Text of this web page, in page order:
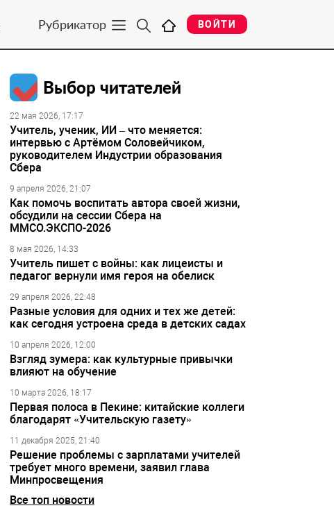
Рубрикатор ВОЙТИ
Выбор читателей
22 мая 2026, 17:17
Учитель, ученик, ИИ – что меняется:
интервью с Артёмом Соловейчиком,
руководителем Индустрии образования
Сбера
9 апреля 2026, 21:07
Как помочь воспитать автора своей жизни,
обсудили на сессии Сбера на
ММСО.ЭКСПО-2026
8 мая 2026, 14:33
Учитель пишет с войны: как лицеисты и
педагог вернули имя героя на обелиск
29 апреля 2026, 22:48
Разные условия для одних и тех же детей:
как сегодня устроена среда в детских садах
10 апреля 2026, 12:00
Взгляд зумера: как культурные привычки
влияют на обучение
10 марта 2026, 18:17
Первая полоса в Пекине: китайские коллеги
благодарят «Учительскую газету»
11 декабря 2025, 21:40
Решение проблемы с зарплатами учителей
требует много времени, заявил глава
Минпросвещения
Все топ новости